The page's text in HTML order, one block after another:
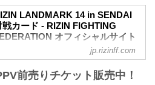
（金）更新
（土）10時よりチケット追加販売が
定！
定！RIZIN LANDMARK 14 in SENDAI -
FIGHTING FEDERATION オフィシ
サイト
LANDMARK 14 in SENDAI
戦カード - RIZIN FIGHTING
オフィシャルサイト
博正 vs. 神龍誠
jp.rizinff.com
前売りチケット販売中！